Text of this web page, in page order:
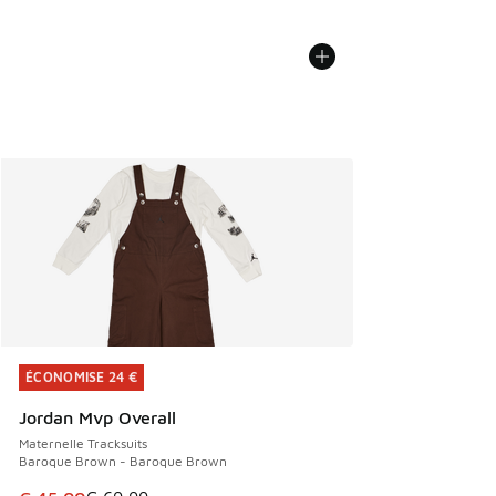
ÉCONOMISE 24 €
Jordan Mvp Overall
Maternelle Tracksuits
Baroque Brown - Baroque Brown
ÉCONOMISE 24 €